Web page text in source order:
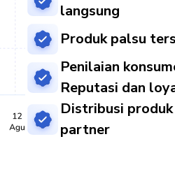
langsung
Produk palsu
Penilaian
Reputasi dan
Distribusi
partner